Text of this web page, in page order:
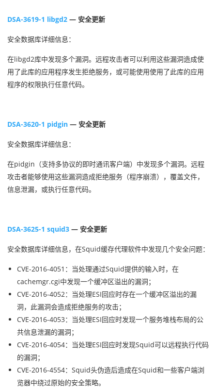
DSA-3619-1 libgd2 — 安全更新
安全数据库详细信息：
在libgd2库中发现多个漏洞。远程攻击者可以利用这些漏洞造成使
用了此库的应用程序发生拒绝服务，或可能使用使用了此库的应用
程序的权限执行任意代码。
DSA-3620-1 pidgin — 安全更新
安全数据库详细信息：
在pidgin（支持多协议的即时通讯客户端）中发现多个漏洞。远程
攻击者能够使用这些漏洞造成拒绝服务（程序崩溃），覆盖文件，
信息泄漏，或执行任意代码。
DSA-3625-1 squid3 — 安全更新
安全数据库详细信息，在Squid缓存代理软件中发现几个安全问题：
CVE-2016-4051：当处理通过Squid提供的输入时，在
cachemgr.cgi中发现一个缓冲区溢出的漏洞；
CVE-2016-4052：当处理ESI回应时存在一个缓冲区溢出的漏
洞，此漏洞会造成拒绝服务的攻击；
CVE-2016-4053：当处理ESI回应时发现一个服务堆栈布局的公
共信息泄漏的漏洞；
CVE-2016-4054：当处理ESI回应时发现Squid可以远程执行代码
的漏洞；
CVE-2016-4554：Squid头伪造后造成在Squid和一些客户端浏
览器中绕过原始的安全策略。